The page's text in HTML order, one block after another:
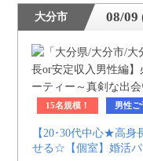
大分市 08/09
15名規模！ 男性ご
【20･30代中心★高
せる☆【個室】婚活パ